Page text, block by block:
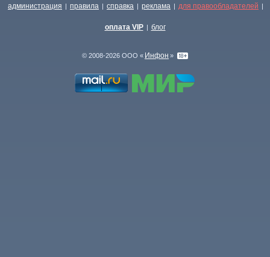
администрация | правила | справка | реклама | для правообладателей |
оплата VIP | блог
© 2008-2026 ООО « Инфон »